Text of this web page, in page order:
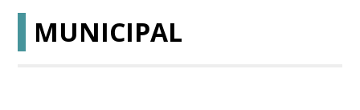
MUNICIPAL